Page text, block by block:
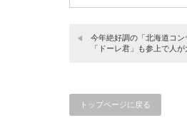
今年絶好調の「北海道コ
「ドーレ君」も参上で人が
トップページに戻る